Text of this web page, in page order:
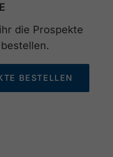
die Prospekte
BESTELLEN